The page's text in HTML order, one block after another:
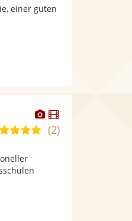
Sternen
einer guten
Dieser
Künstler
stellt
Dieser
Künstler
5,0(2)